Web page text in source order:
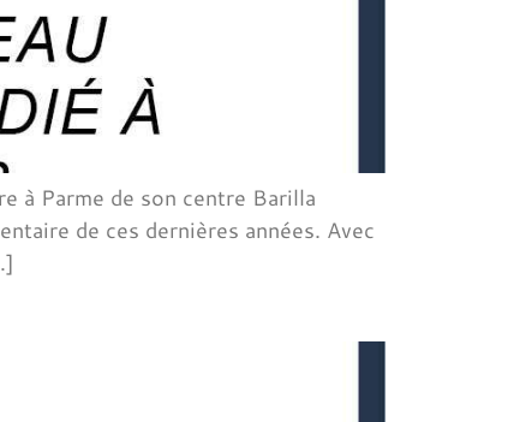
à Parme de son centre Barilla
de ces dernières années. Avec